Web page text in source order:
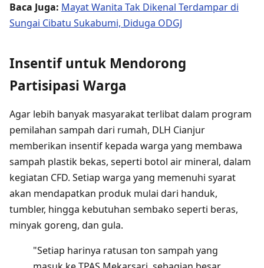
Baca Juga: Mayat Wanita Tak Dikenal Terdampar di
Sungai Cibatu Sukabumi, Diduga ODGJ
Insentif untuk Mendorong
Partisipasi Warga
Agar lebih banyak masyarakat terlibat dalam program
pemilahan sampah dari rumah, DLH Cianjur
memberikan insentif kepada warga yang membawa
sampah plastik bekas, seperti botol air mineral, dalam
kegiatan CFD. Setiap warga yang memenuhi syarat
akan mendapatkan produk mulai dari handuk,
tumbler, hingga kebutuhan sembako seperti beras,
minyak goreng, dan gula.
"Setiap harinya ratusan ton sampah yang